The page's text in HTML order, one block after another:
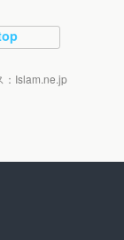
：Islam.ne.jp